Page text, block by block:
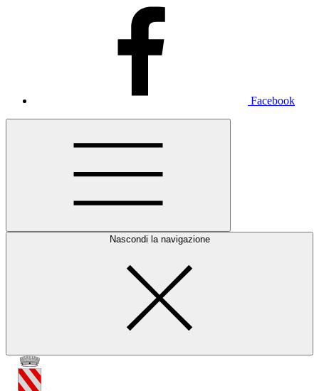
Facebook
Nascondi la navigazione